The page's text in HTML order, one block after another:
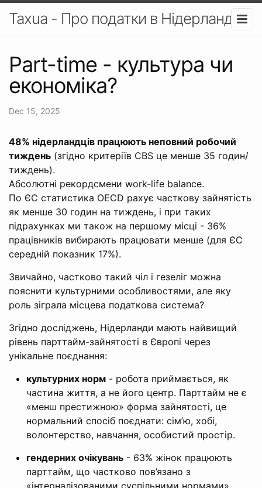
Taxua - Про податки в Нідерландах
Part-time - культура чи
економіка?
Dec 15, 2025
48% нідерландців працюють неповний робочий
тиждень (згідно критеріїв CBS це менше 35 годин/
тиждень).
Абсолютні рекордсмени work-life balance.
По ЄС статистика OECD рахує часткову зайнятість
як менше 30 годин на тиждень, і при таких
підрахунках ми також на першому місці - 36%
працівників вибирають працювати менше (для ЄС
середній показник 17%).
Звичайно, частково такий чіл і гезеліг можна
пояснити культурними особливостями, але яку
роль зіграла місцева податкова система?
Згідно досліджень, Нідерланди мають найвищий
рівень парттайм-зайнятості в Європі через
унікальне поєднання:
культурних норм - робота приймається, як
частина життя, а не його центр. Парттайм не є
«менш престижною» форма зайнятості, це
нормальний спосіб поєднати: сім’ю, хобі,
волонтерство, навчання, особистий простір.
гендерних очікувань - 63% жінок працюють
парттайм, що частково пов’язано з
«інтерналізованими суспільними нормами»